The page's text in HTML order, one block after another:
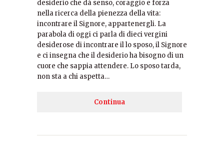
desiderio che dà senso, coraggio e forza
nella ricerca della pienezza della vita:
incontrare il Signore, appartenergli. La
parabola di oggi ci parla di dieci vergini
desiderose di incontrare il lo sposo, il Signore
e ci insegna che il desiderio ha bisogno di un
cuore che sappia attendere. Lo sposo tarda,
non sta a chi aspetta…
Continua